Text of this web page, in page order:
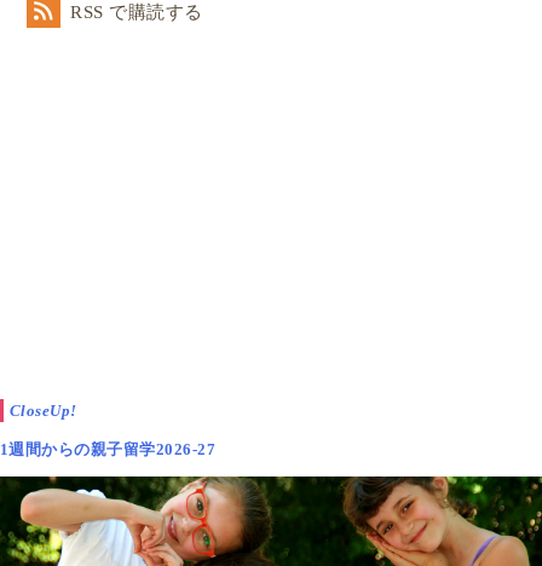
RSS で購読する
CloseUp!
1週間からの親子留学2026-27